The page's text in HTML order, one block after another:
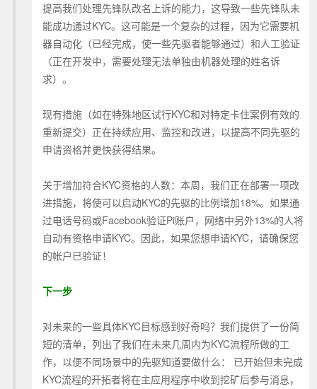
提高我们处理先锋队改名上诉的能力，这导致一些先锋队未
能成功通过KYC。这可能是一个复杂的过程，因为它需要机
器自动化（已经完成，使一些先驱者能够通过）和人工验证
（正在开发中，需要处理无法单独由机器处理的姓名诉
求）。
现有措施（如在特殊地区试行KYC和对特定卡住案例有效的
重新提交）正在持续应用、监控和改进，以提高不同先驱的
申请资格并更快获得结果。
关于增加符合KYC资格的人数：本周，我们正在部署一项改
进措施，将使可以启动KYC的先驱的比例增加18%。如果通
过电话号码或Facebook验证Pi账户，网络中另外13%的人将
自动有资格申请KYC。因此，如果您想申请KYC，请确保您
的帐户已验证！
下一步
对未来的一些具体KYC目标感到好奇吗？我们提供了一份简
短的清单，列出了我们在未来几周内为KYC流程所做的工
作，以便不同场景中的先驱知道要做什么： 已开始但未完成
KYC流程的开拓者将在主应用程序中收到挖矿后参与消息，